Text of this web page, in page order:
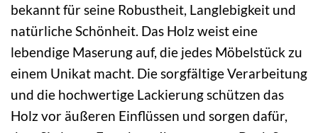
bekannt für seine Robustheit, Langlebigkeit und
natürliche Schönheit. Das Holz weist eine
lebendige Maserung auf, die jedes Möbelstück zu
einem Unikat macht. Die sorgfältige Verarbeitung
und die hochwertige Lackierung schützen das
Holz vor äußeren Einflüssen und sorgen dafür,